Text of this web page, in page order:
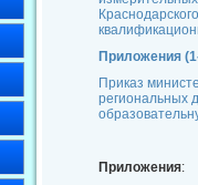
Приложения
Приказ
региональных
Приложения: